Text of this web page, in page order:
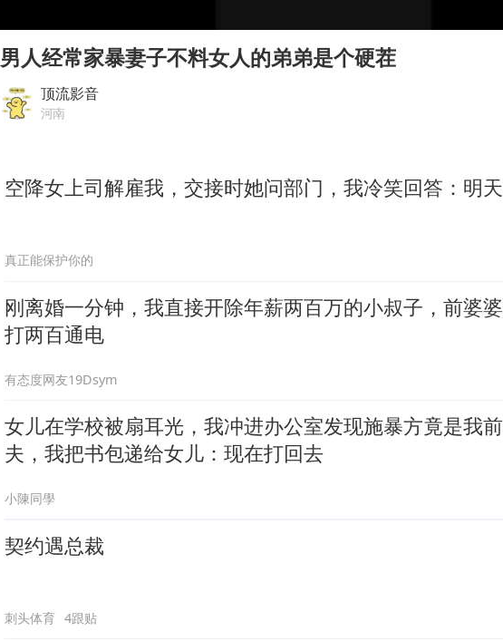
专家：出口是当前资产定价的宏观条件
香港宏福苑火灾或由烟头引起
酒店回应车内过夜被收150元
男人经常家暴妻子不料女人的弟弟是个硬茬
顶流影音
河南
空降女上司解雇我，交接时她问部门，我冷笑回答：明天
真正能保护你的
刚离婚一分钟，我直接开除年薪两百万的小叔子，前婆婆
打两百通电
有态度网友19Dsym
女儿在学校被扇耳光，我冲进办公室发现施暴方竟是我前
夫，我把书包递给女儿：现在打回去
小陳同學
契约遇总裁
刺头体育 4跟贴